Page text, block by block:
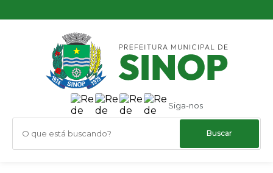
Siga-nos
O que está buscando?